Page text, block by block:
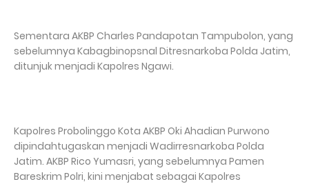
Sementara AKBP Charles Pandapotan Tampubolon, yang
sebelumnya Kabagbinopsnal Ditresnarkoba Polda Jatim,
ditunjuk menjadi Kapolres Ngawi.
Kapolres Probolinggo Kota AKBP Oki Ahadian Purwono
dipindahtugaskan menjadi Wadirresnarkoba Polda
Jatim. AKBP Rico Yumasri, yang sebelumnya Pamen
Bareskrim Polri, kini menjabat sebagai Kapolres